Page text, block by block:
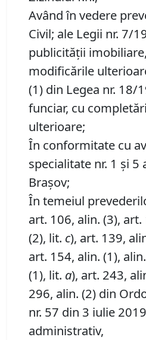
Având în vedere
Civil; ale Legii nr. 7/
publicității
modificările
(1) din Legea nr. 18/
funciar, cu
ulterioare;
În conformitate cu
specialitate nr. 1 și 5
Brașov;
În temeiul
art. 106, alin. (3),
(2), lit. c), art. 139,
art. 154, alin. (1),
(1), lit. a), art. 243,
296, alin. (2) din
nr. 57 din 3 iulie
administrativ,